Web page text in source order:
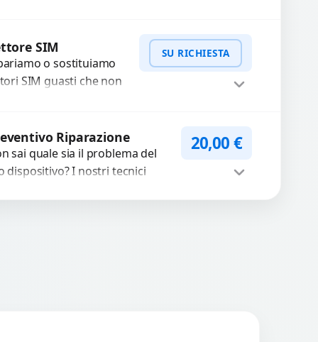
SIM
o sostituiamo
SIM guasti che non
ricambi testati
SU RICHIESTA
PreventivoRiparazione
sai quale sia il problema del
dispositivo? I nostri tecnici
20,00€